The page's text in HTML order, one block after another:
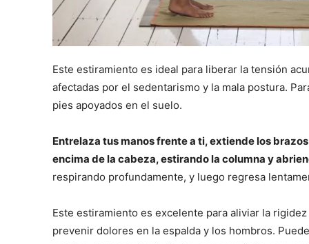
Este estiramiento es ideal para liberar la tensión
afectadas por el sedentarismo y la mala postura.
pies apoyados en el suelo.
Entrelaza tus manos frente a ti, extiende los
encima de la cabeza, estirando la columna y
respirando profundamente, y luego regresa
Este estiramiento es excelente para aliviar la
prevenir dolores en la espalda y los hombros.